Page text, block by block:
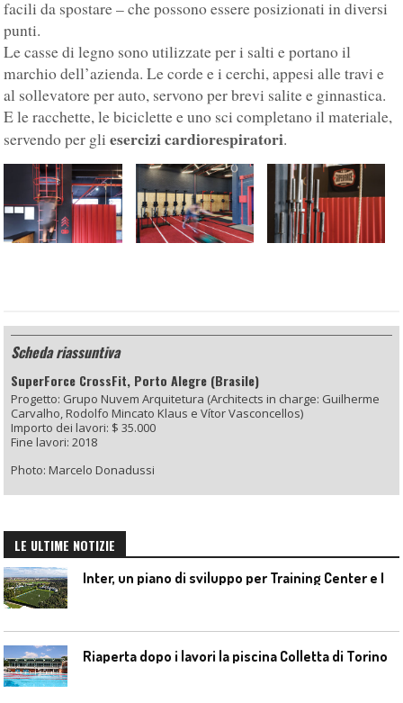
facili da spostare – che possono essere posizionati in diversi
punti.
Le casse di legno sono utilizzate per i salti e portano il
marchio dell’azienda. Le corde e i cerchi, appesi alle travi e
al sollevatore per auto, servono per brevi salite e ginnastica.
E le racchette, le biciclette e uno sci completano il materiale,
servendo per gliesercizi cardiorespiratori.
Scheda riassuntiva
SuperForce CrossFit, Porto Alegre (Brasile)
Progetto: Grupo Nuvem Arquitetura (Architects in charge: Guilherme
Carvalho, Rodolfo Mincato Klaus e Vítor Vasconcellos)
Importo dei lavori: $ 35.000
Fine lavori: 2018
Photo: Marcelo Donadussi
LE ULTIME NOTIZIE
Riaperta dopo i lavori la piscina Colletta di Torino